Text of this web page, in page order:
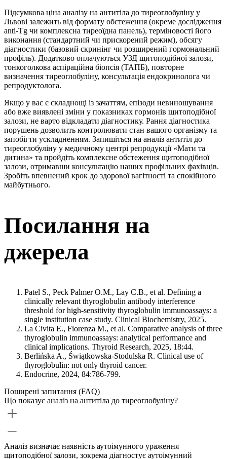
Підсумкова ціна аналізу на антитіла до тиреоглобуліну у
Львові залежить від формату обстеження (окреме дослідження
anti-Tg чи комплексна тиреоїдна панель), терміновості його
виконання (стандартний чи прискорений режим), обсягу
діагностики (базовий скринінг чи розширений гормональний
профіль). Додатково оплачуються УЗД щитоподібної залози,
тонкоголкова аспіраційна біопсія (ТАПБ), повторне
визначення тиреоглобуліну, консультація ендокринолога чи
репродуктолога.
Якщо у вас є складнощі із зачаттям, епізоди невиношування
або вже виявлені зміни у показниках гормонів щитоподібної
залози, не варто відкладати діагностику. Рання діагностика
порушень дозволить контролювати стан вашого організму та
запобігти ускладненням. Запишіться на аналіз антитіл до
тиреоглобуліну у медичному центрі репродукції «Мати та
дитина» та пройдіть комплексне обстеження щитоподібної
залози, отримавши консультацію наших профільних фахівців.
Зробіть впевнений крок до здорової вагітності та спокійного
майбутнього.
Посилання на
джерела
Patel S., Peck Palmer O.M., Lay C.B., et al. Defining a
clinically relevant thyroglobulin antibody interference
threshold for high-sensitivity thyroglobulin immunoassays: a
single institution case study. Clinical Biochemistry, 2025.
La Civita E., Fiorenza M., et al. Comparative analysis of three
thyroglobulin immunoassays: analytical performance and
clinical implications. Thyroid Research, 2025, 18:44.
Berlińska A., Świątkowska-Stodulska R. Clinical use of
thyroglobulin: not only thyroid cancer.
Endocrine, 2024, 84:786-799.
Поширені запитання (FAQ)
Що показує аналіз на антитіла до тиреоглобуліну?
Аналіз визначає наявність аутоімунного ураження
щитоподібної залози, зокрема діагностує аутоімунний